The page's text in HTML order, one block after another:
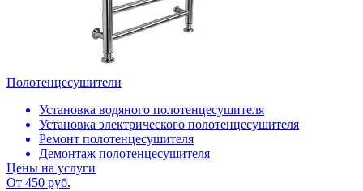
Полотенцесушители
Установка водяного полотенцесушителя
Установка электрического полотенцесушителя
Ремонт полотенцесушителя
Демонтаж полотенцесушителя
Цены на услуги
От 450 руб.